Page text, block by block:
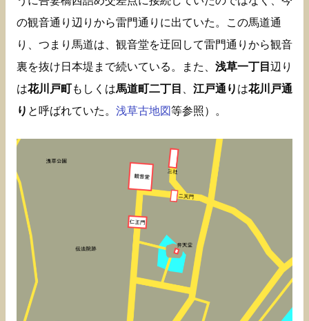
の観音通り辺りから雷門通りに出ていた。この馬道通
り、つまり馬道は、観音堂を迂回して雷門通りから観音
裏を抜け日本堤まで続いている。また、 浅草一丁目 辺り
は花川戸町もしくは馬道町二丁目 江戸通り は花川戸通
り と呼ばれていた。 浅草古地図等参照）。